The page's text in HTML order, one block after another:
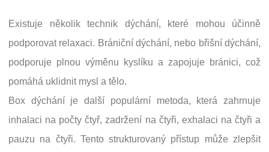
Existuje několik technik dýchání, které mohou účinně
podporovat relaxaci. Brániční dýchání, nebo břišní dýchání,
podporuje plnou výměnu kyslíku a zapojuje bránici, což
pomáhá uklidnit mysl a tělo.
Box dýchání je další populární metoda, která zahrnuje
inhalaci na počty čtyř, zadržení na čtyři, exhalaci na čtyři a
pauzu na čtyři. Tento strukturovaný přístup může zlepšit